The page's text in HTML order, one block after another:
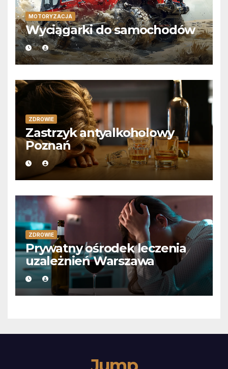
MOTORYZACJA
Wyciągarki do samochodów
ZDROWIE
Zastrzyk antyalkoholowy
Poznań
ZDROWIE
Prywatny ośrodek leczenia
uzależnień Warszawa